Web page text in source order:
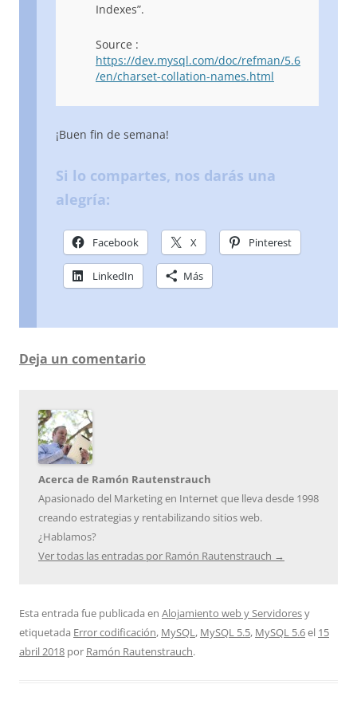
Indexes”.
Source :
https://dev.mysql.com/doc/refman/5.6
/en/charset-collation-names.html
¡Buen fin de semana!
Si lo compartes, nos darás una
alegría:
Facebook X Pinterest
LinkedIn Más
Deja un comentario
Acerca de Ramón Rautenstrauch
Apasionado del Marketing en Internet que lleva desde 1998
creando estrategias y rentabilizando sitios web.
¿Hablamos?
Ver todas las entradas por Ramón Rautenstrauch →
Esta entrada fue publicada en Alojamiento web y Servidoresy
etiquetada Error codificación, MySQL, MySQL 5.5, MySQL 5.6el 15
abril 2018 por Ramón Rautenstrauch.